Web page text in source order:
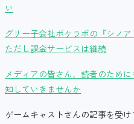
い
グリー子会社ポケラボの『シノ
ただし課金サービスは継続
メディアの皆さん、読者のため
知していきませんか
ゲームキャストさんの記事を受